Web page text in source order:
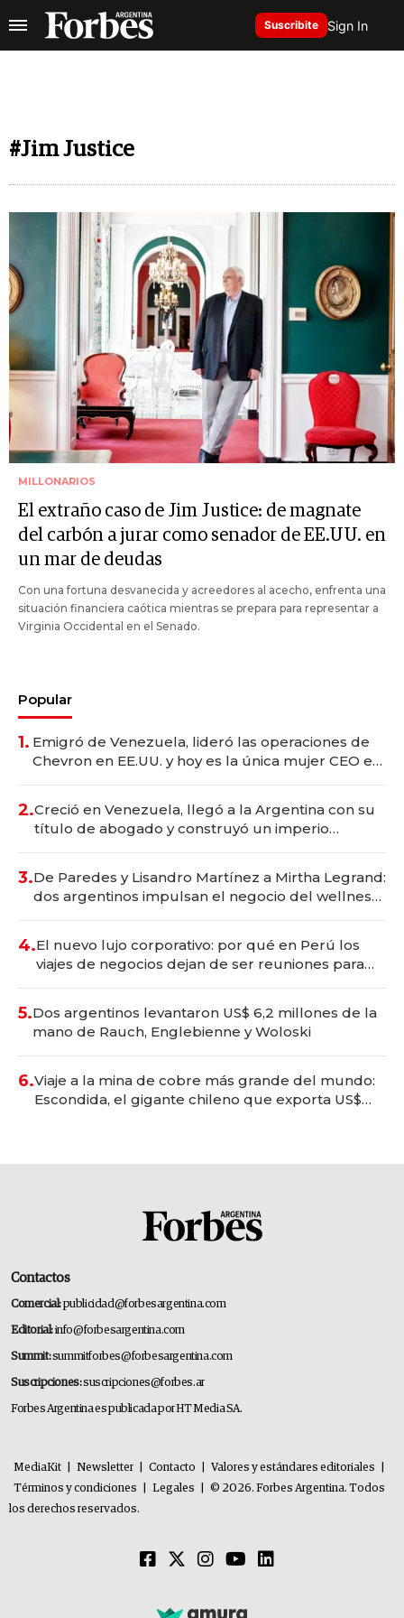
Suscribite Sign In
#Jim Justice
MILLONARIOS
El extraño caso de Jim Justice: de magnate
del carbón a jurar como senador de EE.UU. en
un mar de deudas
Con una fortuna desvanecida y acreedores al acecho, enfrenta una
situación financiera caótica mientras se prepara para representar a
Virginia Occidental en el Senado.
Popular
1. Emigró de Venezuela, lideró las operaciones de
Chevron en EE.UU. y hoy es la única mujer CEO en
2.Creció en Venezuela, llegó a la Argentina con su
título de abogado y construyó un imperio
3.De Paredes y Lisandro Martínez a Mirtha Legrand:
dos argentinos impulsan el negocio del wellness
4.El nuevo lujo corporativo: por qué en Perú los
viajes de negocios dejan de ser reuniones para
5.Dos argentinos levantaron US$ 6,2 millones de la
mano de Rauch, Englebienne y Woloski
6.Viaje a la mina de cobre más grande del mundo:
Escondida, el gigante chileno que exporta US$
Contactos
Comercial:publicidad@forbesargentina.com
Editorial:info@forbesargentina.com
Summit:summitforbes@forbesargentina.com
Suscripciones:suscripciones@forbes.ar
Forbes Argentina es publicada por HT Media SA.
MediaKit Newsletter Contacto Valores y estándares editoriales
Términos y condiciones
Legales
© 2026. Forbes Argentina. Todos
los derechos reservados.